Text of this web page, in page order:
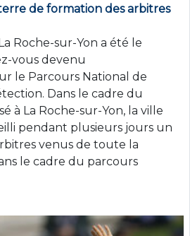
de formation des arbitres
Roche-sur-Yon a été le
vous devenu
le Parcours National de
Dans le cadre du
à La Roche-sur-Yon, la ville
pendant plusieurs jours un
venus de toute la
le cadre du parcours